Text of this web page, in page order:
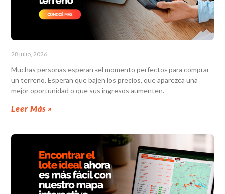
28 julio, 2026
Muchas personas esperan «el momento perfecto» para comprar
un terreno. Esperan que bajen los precios, que aparezca una
mejor oportunidad o que sus ingresos aumenten.
Leer Más »